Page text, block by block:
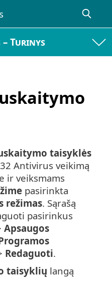
– Turinys
taisyklės
Antivirus veikimą
ir veiksmams
pasirinkta
režimas. Sąrašą
pasirinkus
Apsaugos
Redaguoti.
taisyklių langą